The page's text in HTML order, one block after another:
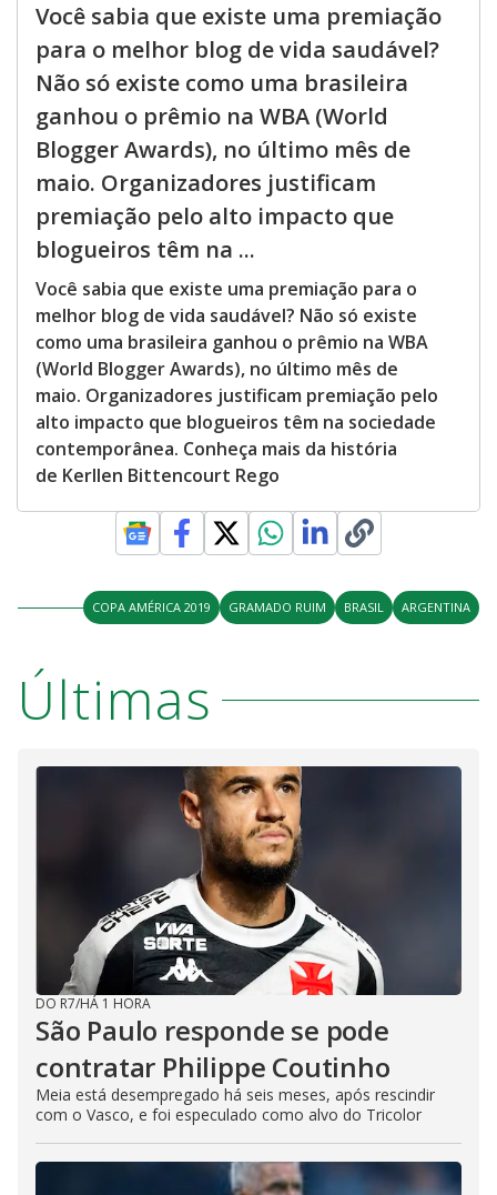
Você sabia que existe uma premiação
para o melhor blog de vida saudável?
Não só existe como uma brasileira
ganhou o prêmio na WBA (World
Blogger Awards), no último mês de
maio. Organizadores justificam
premiação pelo alto impacto que
blogueiros têm na ...
Você sabia que existe uma premiação para o
melhor blog de vida saudável? Não só existe
como uma brasileira ganhou o prêmio na WBA
(World Blogger Awards), no último mês de
maio. Organizadores justificam premiação pelo
alto impacto que blogueiros têm na sociedade
contemporânea. Conheça mais da história
de Kerllen Bittencourt Rego
COPA AMÉRICA 2019 GRAMADO RUIM BRASIL ARGENTINA
Últimas
DO R7/HÁ 1 HORA
São Paulo responde se pode
contratar Philippe Coutinho
Meia está desempregado há seis meses, após rescindir
com o Vasco, e foi especulado como alvo do Tricolor